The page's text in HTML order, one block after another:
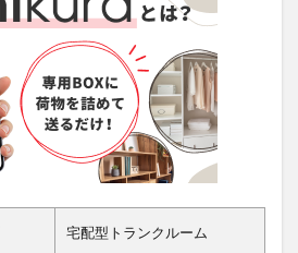
宅配型トランクルーム